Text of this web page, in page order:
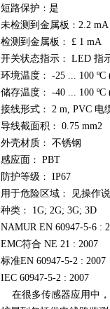
短路保护 ： 是
未检测到金属板 ： 2.2 mA
检测到金属板 ： £ 1 mA
开关状态指示 ： LED 指
环境温度 ： -25 ... 100
储存温度 ： -40 ... 100
接线形式 ： 2 m, PVC 电
导线截面积 ： 0.75 mm2
外壳材质 ： 不锈钢
感应面 ： PBT
防护等级 ： IP67
用于危险区域 ：
见操作
种类 ：
1G; 2G; 3G; 3D
NAMUR EN 60947-5-6 :
EMC符合 NE 21 : 2007
标准EN 60947-5-2 : 2007
IEC 60947-5-2 : 2007
在很多传感器应用中，